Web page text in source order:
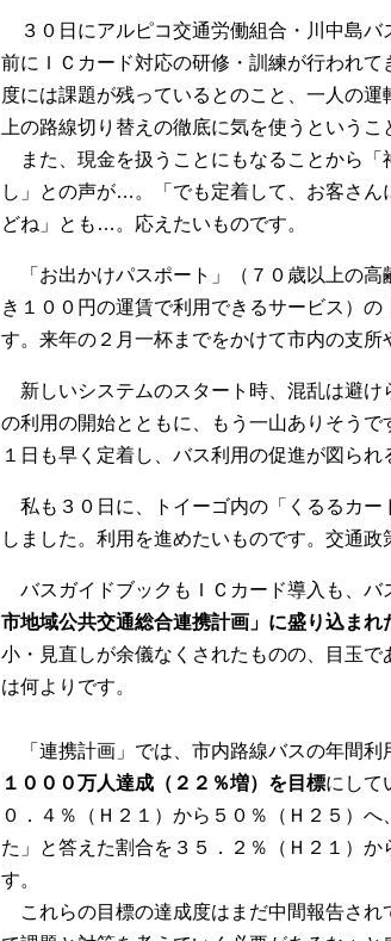
３０日にアルピコ交通労働組合・川中島バ
前にＩＣカード対応の研修・訓練が行われ
度には課題が残っているとのこと、一人の
上の路線切り替えの徹底に気を使うというこ
また、現金を扱うことにもなることから「
し」との声が…。「でも定着して、お客さ
どね」とも…。応えたいものです。
「お出かけパスポート」（７０歳以上の高
き１００円の運賃で利用できるサービス）
す。来年の２月一杯までをかけて市内の支所
新しいシステムのスタート時、混乱は避け
の利用の開始とともに、もう一山ありそうで
１日も早く定着し、バス利用の促進が図られ
私も３０日に、トイーゴ内の「くるるカー
しました。利用を進めたいものです。交通
バスガイドブックもＩＣカード導入も、バ
市地域公共交通総合連携計画」に盛り込まれ
小・見直しが余儀なくされたものの、目玉
は何よりです。
「連携計画」では、市内路線バスの年間利
１０００万人達成（２２％増）を目標にして
０．４％（Ｈ２１）から５０％（Ｈ２５）
た」と答えた割合を３５．２％（Ｈ２１）
す。
これらの目標の達成度はまだ中間報告され